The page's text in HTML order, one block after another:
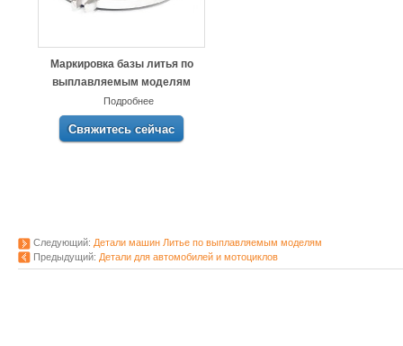
Маркировка базы литья по
выплавляемым моделям
Подробнее
Свяжитесь сейчас
Следующий: Детали машин Литье по выплавляемым моделям
Предыдущий: Детали для автомобилей и мотоциклов